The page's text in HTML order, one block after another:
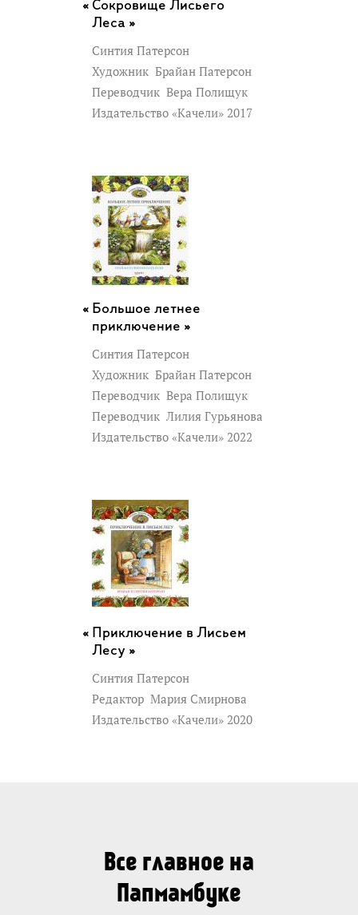
Сокровище Лисьего
Леса »
Синтия Патерсон
Художник Брайан Патерсон
Переводчик Вера Полищук
Издательство «Качели» 2017
Большое летнее
приключение »
Синтия Патерсон
Художник Брайан Патерсон
Переводчик Вера Полищук
Переводчик Лилия Гурьянова
Издательство «Качели» 2022
Приключение в Лисьем
Лесу »
Синтия Патерсон
Редактор Мария Смирнова
Издательство «Качели» 2020
Все главное на
Папмамбуке